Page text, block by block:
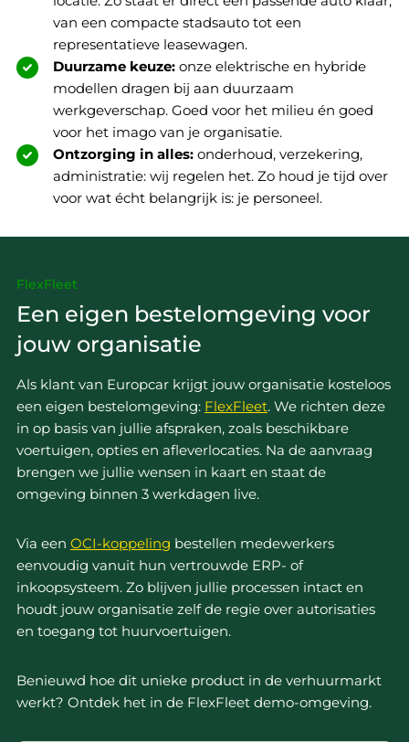
van een compacte stadsauto tot een
representatieve leasewagen.
Duurzame keuze:onze elektrische en hybride
modellen dragen bij aan duurzaam
werkgeverschap. Goed voor het milieu én goed
voor het imago van je organisatie.
Ontzorging in alles:onderhoud, verzekering,
administratie: wij regelen het. Zo houd je tijd over
voor wat écht belangrijk is: je personeel.
FlexFleet
Een eigen bestelomgeving voor
jouw organisatie
Als klant van Europcar krijgt jouw organisatie kosteloos
een eigen bestelomgeving: FlexFleet. We richten deze
in op basis van jullie afspraken, zoals beschikbare
voertuigen, opties en afleverlocaties. Na de aanvraag
brengen we jullie wensen in kaart en staat de
omgeving binnen 3 werkdagen live.
Via een OCI-koppeling bestellen medewerkers
eenvoudig vanuit hun vertrouwde ERP- of
inkoopsysteem. Zo blijven jullie processen intact en
houdt jouw organisatie zelf de regie over autorisaties
en toegang tot huurvoertuigen.
Benieuwd hoe dit unieke product in de verhuurmarkt
werkt? Ontdek het in de FlexFleet demo-omgeving.